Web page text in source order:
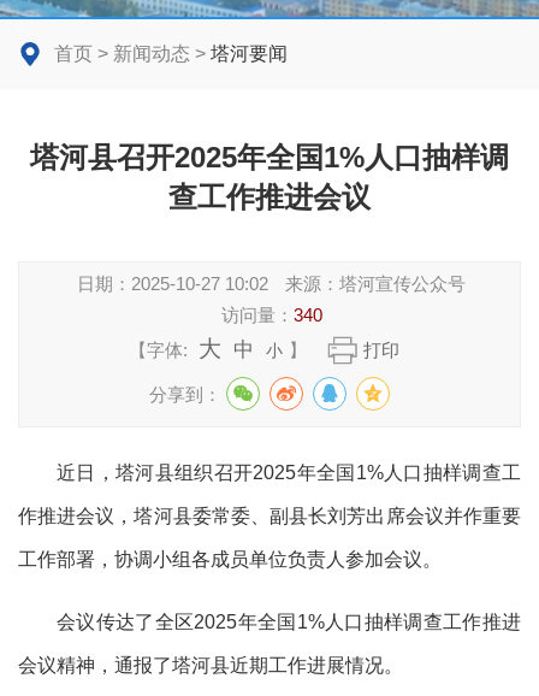
首页 > 新闻动态 > 塔河要闻
塔河县召开2025年全国1%人口抽样调
查工作推进会议
日期： 2025-10-27 10:02 来源：塔河宣传公众号
访问量： 340
【字体:
大 中 小 】 打印
分享到：
近日，塔河县组织召开2025年全国1%人口抽样调查工
作推进会议，塔河县委常委、副县长刘芳出席会议并作重要
工作部署，协调小组各成员单位负责人参加会议。
会议传达了全区2025年全国1%人口抽样调查工作推进
会议精神，通报了塔河县近期工作进展情况。